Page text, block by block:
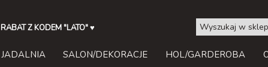
RABAT Z KODEM "LATO"♥
JADALNIA SALON/DEKORACJE HOL/GARDEROBA